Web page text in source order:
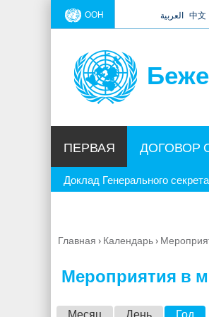
ООН العربية 中文
ПЕРВАЯ ДОГОВОР
Доклад Генерального
Вы
Главная › Календарь›
Мероприятия в